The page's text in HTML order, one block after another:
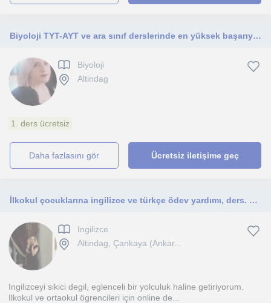
Biyoloji TYT-AYT ve ara sınıf derslerinde en yüksek başarıya ulaşmak çin
Biyoloji
Altindag
1. ders ücretsiz
daha fazlasını gör Ücretsiz iletişime geç
İlkokul çocuklarına ingilizce ve türkçe ödev yardımı, ders. Wp üzerinden sürekli iletişim
Ingilizce
Altindag, Çankaya (Ankar...
Ingilizceyi sikici degil, eglenceli bir yolculuk haline getiriyorum.
Ilkokul ve ortaokul ögrencileri için online de...